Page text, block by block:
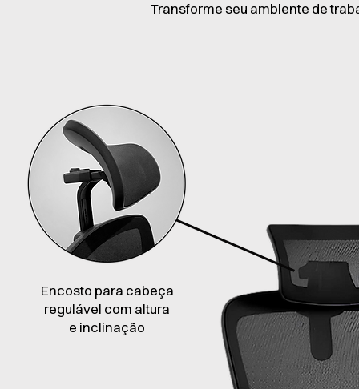
Transforme seu ambiente de
Encosto para cabeça
regulável com altura
e inclinação